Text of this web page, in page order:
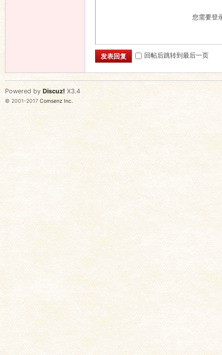
您需要登
发表回复 回帖后跳转到最后一页
Powered by Discuz! X3.4
© 2001-2017 Comsenz Inc.